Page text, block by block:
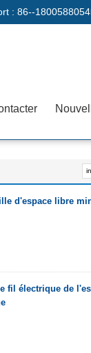
: 86--
d'espace libre
fil électrique de